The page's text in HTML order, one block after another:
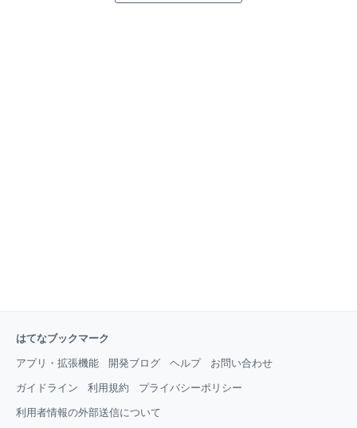
はてなブックマーク
アプリ・拡張機能 開発ブログ ヘルプ お問い合わせ
ガイドライン 利用規約 プライバシーポリシー
利用者情報の外部送信について